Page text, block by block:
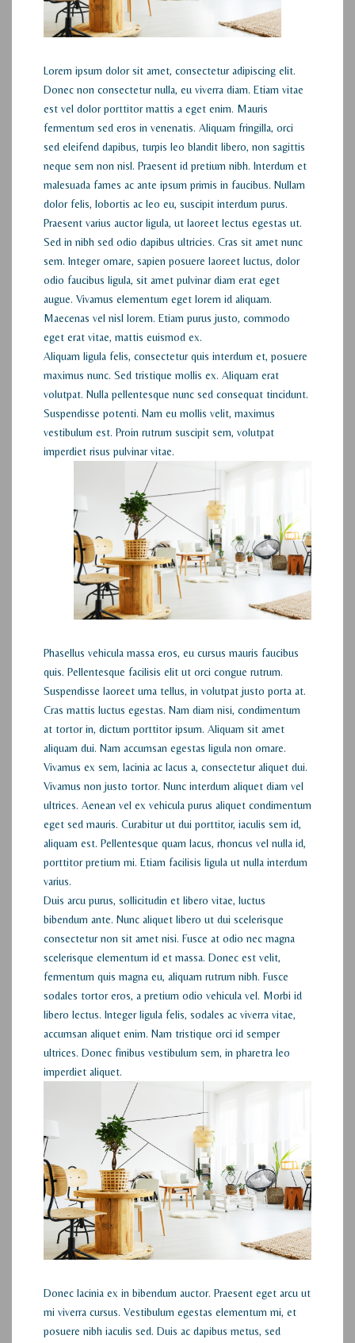
Lorem ipsum dolor sit amet, consectetur adipiscing elit.
Donec non consectetur nulla, eu viverra diam. Etiam vitae
est vel dolor porttitor mattis a eget enim. Mauris
fermentum sed eros in venenatis. Aliquam fringilla, orci
sed eleifend dapibus, turpis leo blandit libero, non sagittis
neque sem non nisl. Praesent id pretium nibh. Interdum et
malesuada fames ac ante ipsum primis in faucibus. Nullam
dolor felis, lobortis ac leo eu, suscipit interdum purus.
Praesent varius auctor ligula, ut laoreet lectus egestas ut.
Sed in nibh sed odio dapibus ultricies. Cras sit amet nunc
sem. Integer ornare, sapien posuere laoreet luctus, dolor
odio faucibus ligula, sit amet pulvinar diam erat eget
augue. Vivamus elementum eget lorem id aliquam.
Maecenas vel nisl lorem. Etiam purus justo, commodo
eget erat vitae, mattis euismod ex.
Aliquam ligula felis, consectetur quis interdum et, posuere
maximus nunc. Sed tristique mollis ex. Aliquam erat
volutpat. Nulla pellentesque nunc sed consequat tincidunt.
Suspendisse potenti. Nam eu mollis velit, maximus
vestibulum est. Proin rutrum suscipit sem, volutpat
imperdiet risus pulvinar vitae.
Phasellus vehicula massa eros, eu cursus mauris faucibus
quis. Pellentesque facilisis elit ut orci congue rutrum.
Suspendisse laoreet urna tellus, in volutpat justo porta at.
Cras mattis luctus egestas. Nam diam nisi, condimentum
at tortor in, dictum porttitor ipsum. Aliquam sit amet
aliquam dui. Nam accumsan egestas ligula non ornare.
Vivamus ex sem, lacinia ac lacus a, consectetur aliquet dui.
Vivamus non justo tortor. Nunc interdum aliquet diam vel
ultrices. Aenean vel ex vehicula purus aliquet condimentum
eget sed mauris. Curabitur ut dui porttitor, iaculis sem id,
aliquam est. Pellentesque quam lacus, rhoncus vel nulla id,
porttitor pretium mi. Etiam facilisis ligula ut nulla interdum
varius.
Duis arcu purus, sollicitudin et libero vitae, luctus
bibendum ante. Nunc aliquet libero ut dui scelerisque
consectetur non sit amet nisi. Fusce at odio nec magna
scelerisque elementum id et massa. Donec est velit,
fermentum quis magna eu, aliquam rutrum nibh. Fusce
sodales tortor eros, a pretium odio vehicula vel. Morbi id
libero lectus. Integer ligula felis, sodales ac viverra vitae,
accumsan aliquet enim. Nam tristique orci id semper
ultrices. Donec finibus vestibulum sem, in pharetra leo
imperdiet aliquet.
Donec lacinia ex in bibendum auctor. Praesent eget arcu ut
mi viverra cursus. Vestibulum egestas elementum mi, et
posuere nibh iaculis sed. Duis ac dapibus metus, sed